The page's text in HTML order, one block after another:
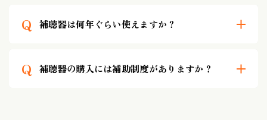
Q 補聴器は何年ぐらい使えますか？
Q 補聴器の購入には補助制度がありますか？